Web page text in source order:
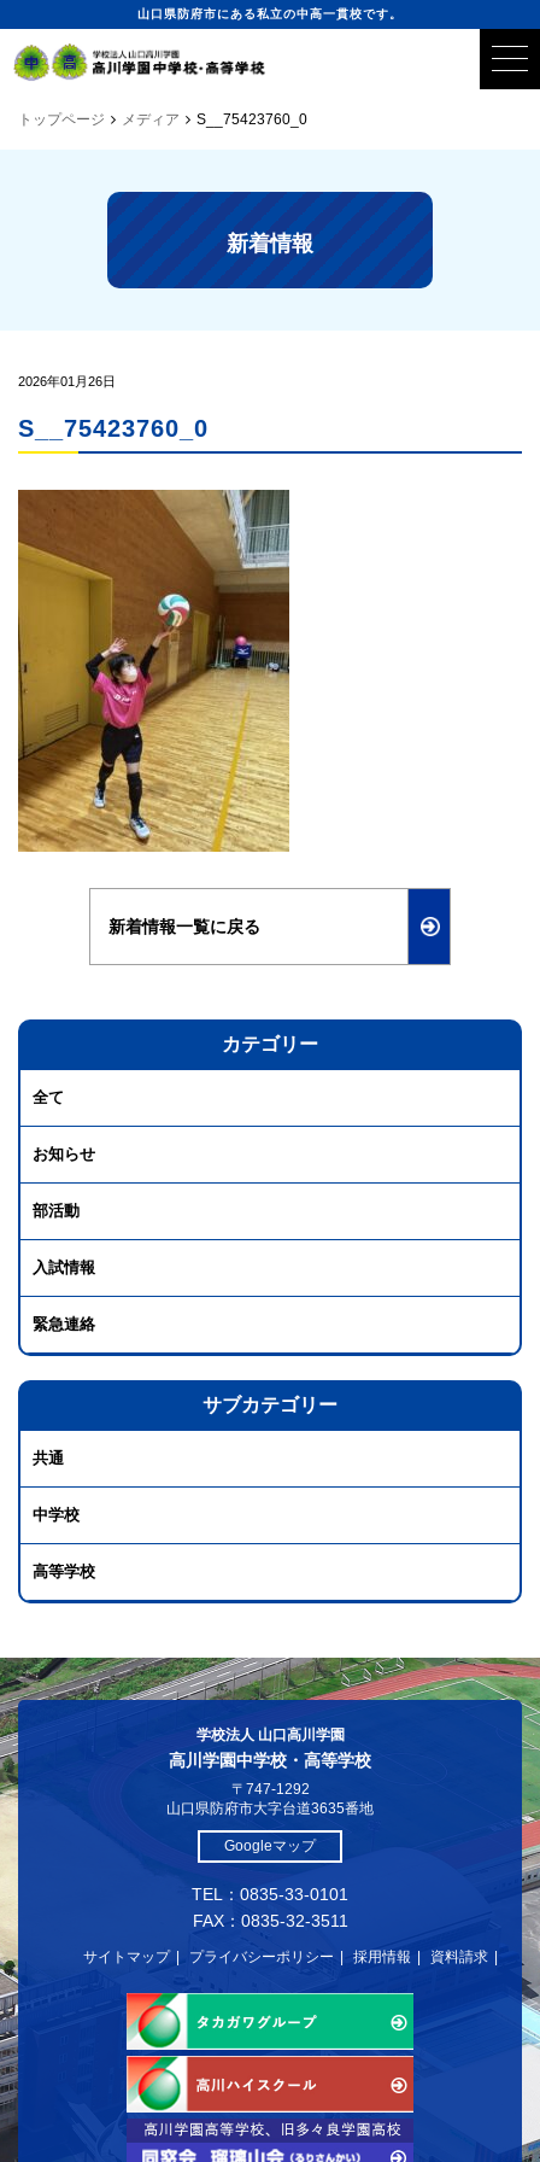
山口県防府市にある私立の中高一貫校です。
トップページ メディア S__75423760_0
新着情報
2026年01月26日
S__75423760_0
新着情報一覧に戻る
カテゴリー
全て
お知らせ
部活動
入試情報
緊急連絡
サブカテゴリー
共通
中学校
高等学校
学校法人 山口高川学園
高川学園中学校・高等学校
〒747-1292
山口県防府市大字台道3635番地
Googleマップ
TEL：0835-33-0101
FAX：0835-32-3511
サイトマップ プライバシーポリシー 採用情報 資料請求